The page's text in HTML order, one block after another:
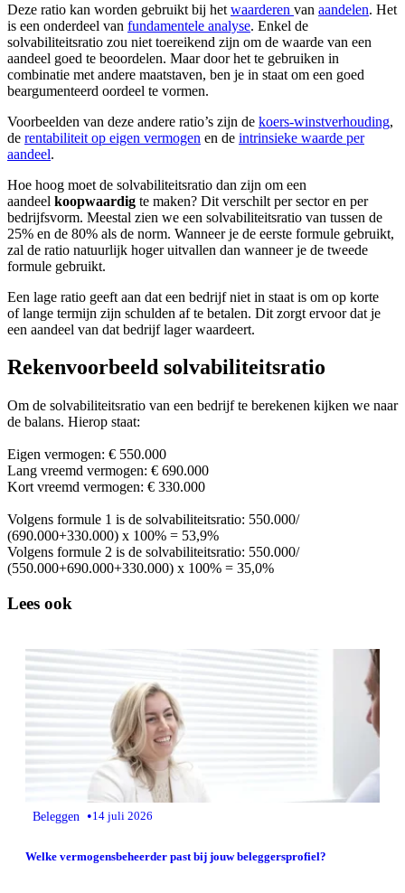
Deze ratio kan worden gebruikt bij het waarderen van aandelen. Het
is een onderdeel van fundamentele analyse. Enkel de
solvabiliteitsratio zou niet toereikend zijn om de waarde van een
aandeel goed te beoordelen. Maar door het te gebruiken in
combinatie met andere maatstaven, ben je in staat om een goed
beargumenteerd oordeel te vormen.
Voorbeelden van deze andere ratio’s zijn de koers-winstverhouding,
de rentabiliteit op eigen vermogen en de intrinsieke waarde per
aandeel.
Hoe hoog moet de solvabiliteitsratio dan zijn om een
aandeel koopwaardig te maken? Dit verschilt per sector en per
bedrijfsvorm. Meestal zien we een solvabiliteitsratio van tussen de
25% en de 80% als de norm. Wanneer je de eerste formule gebruikt,
zal de ratio natuurlijk hoger uitvallen dan wanneer je de tweede
formule gebruikt.
Een lage ratio geeft aan dat een bedrijf niet in staat is om op korte
of lange termijn zijn schulden af te betalen. Dit zorgt ervoor dat je
een aandeel van dat bedrijf lager waardeert.
Rekenvoorbeeld solvabiliteitsratio
Om de solvabiliteitsratio van een bedrijf te berekenen kijken we naar
de balans. Hierop staat:
Eigen vermogen: € 550.000
Lang vreemd vermogen: € 690.000
Kort vreemd vermogen: € 330.000
Volgens formule 1 is de solvabiliteitsratio: 550.000/
(690.000+330.000) x 100% = 53,9%
Volgens formule 2 is de solvabiliteitsratio: 550.000/
(550.000+690.000+330.000) x 100% = 35,0%
Lees ook
Beleggen •14 juli 2026
Welke vermogensbeheerder past bij jouw beleggersprofiel?